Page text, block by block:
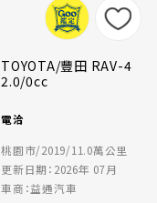
TOYOTA/豐田 RAV-4
2.0/0cc
電洽
桃園市/2019/11.0萬公里
更新日期：2026年 07月
車商：益通汽車